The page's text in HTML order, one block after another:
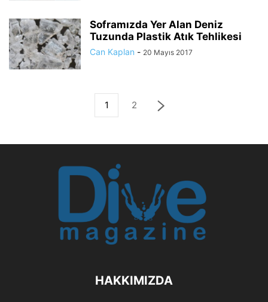
Soframızda Yer Alan Deniz
Tuzunda Plastik Atık Tehlikesi
Can Kaplan - 20 Mayıs 2017
1 2
HAKKIMIZDA